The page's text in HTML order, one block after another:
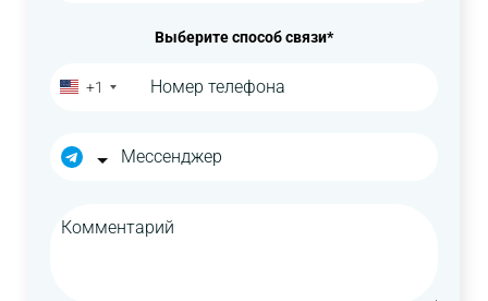
Выберите способ связи*
+1